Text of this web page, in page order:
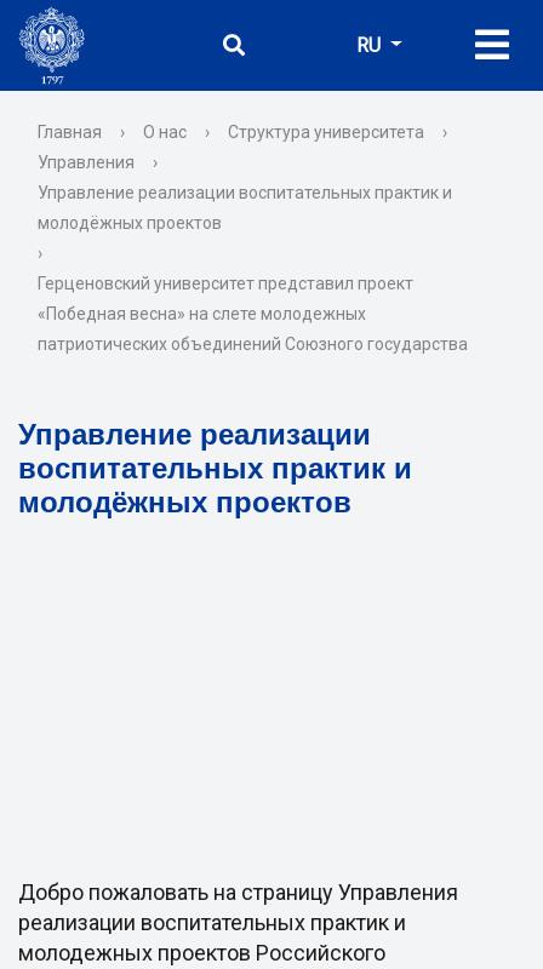
RU
Главная › О нас › Структура университета
›
Управления
›
Управление реализации воспитательных практик и
молодёжных проектов
›
Герценовский университет представил проект
«Победная весна» на слете молодежных
патриотических объединений Союзного государства
Управление реализации
воспитательных практик и
молодёжных проектов
Добро пожаловать на страницу Управления
реализации воспитательных практик и
молодежных проектов Российского